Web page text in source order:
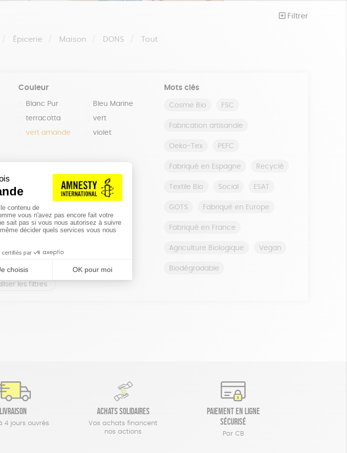
Filtrer
Épicerie Maison DONS Tout
Couleur
Blanc Pur Bleu Marine
terracotta vert
vert amande violet
Mots clés
Cosme Bio FSC
Fabrication artisanale
Oeko-Tex PEFC
Fabriqué en Espagne Recyclé
Textile Bio Social ESAT
GOTS Fabriqué en Europe
Fabriqué en France
Agriculture Biologique Vegan
Biodégradable
les filtres
Livraison
4 jours ouvrés
Achats solidaires
Vos achats financent
nos actions
Paiement en ligne
sécurisé
Par CB